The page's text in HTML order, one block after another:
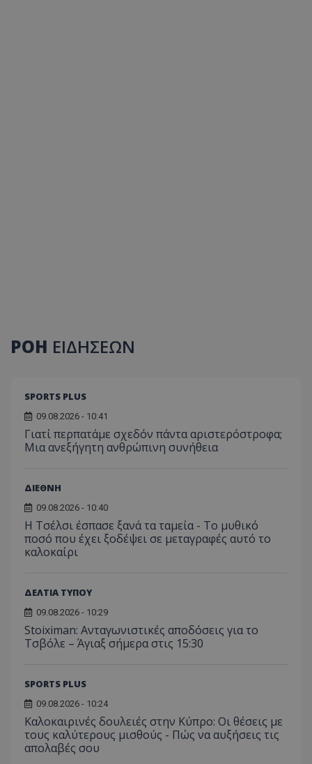
ΡΟΗ ΕΙΔΗΣΕΩΝ
SPORTS PLUS
09.08.2026 - 10:41
Γιατί περπατάμε σχεδόν πάντα αριστερόστροφα;
Μια ανεξήγητη ανθρώπινη συνήθεια
ΔΙΕΘΝΗ
09.08.2026 - 10:40
Η Τσέλσι έσπασε ξανά τα ταμεία - Το μυθικό
ποσό που έχει ξοδέψει σε μεταγραφές αυτό το
καλοκαίρι
ΔΕΛΤΙΑ ΤΥΠΟΥ
09.08.2026 - 10:29
Stoiximan: Ανταγωνιστικές αποδόσεις για το
Τσβόλε – Άγιαξ σήμερα στις 15:30
SPORTS PLUS
09.08.2026 - 10:24
Καλοκαιρινές δουλειές στην Κύπρο: Οι θέσεις με
τους καλύτερους μισθούς - Πώς να αυξήσεις τις
απολαβές σου